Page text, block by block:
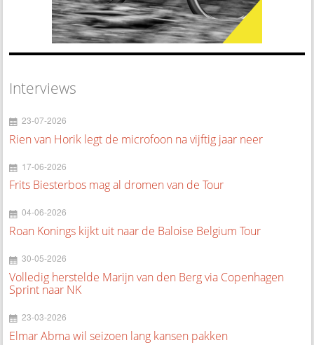
Interviews
23-07-2026
Rien van Horik legt de microfoon na vijftig jaar neer
17-06-2026
Frits Biesterbos mag al dromen van de Tour
04-06-2026
Roan Konings kijkt uit naar de Baloise Belgium Tour
30-05-2026
Volledig herstelde Marijn van den Berg via Copenhagen
Sprint naar NK
23-03-2026
Elmar Abma wil seizoen lang kansen pakken